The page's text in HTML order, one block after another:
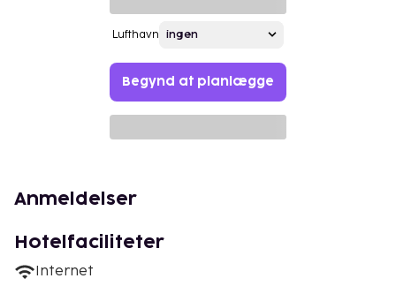
Lufthavn
Begynd at planlægge
Anmeldelser
Hotelfaciliteter
Internet